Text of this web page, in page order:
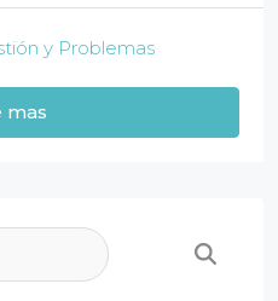
y Problemas
mas